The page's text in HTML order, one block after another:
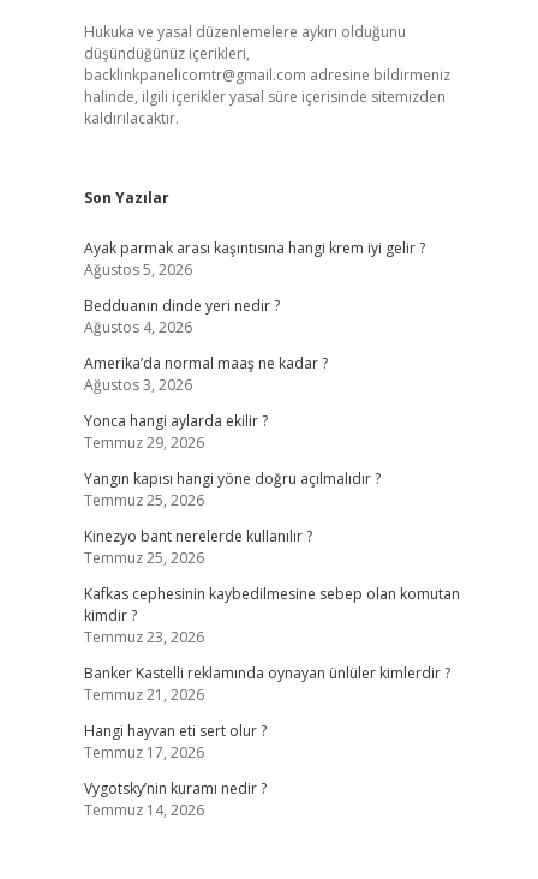
Hukuka ve yasal düzenlemelere aykırı olduğunu
düşündüğünüz içerikleri,
backlinkpanelicomtr@gmail.com adresine bildirmeniz
halinde, ilgili içerikler yasal süre içerisinde sitemizden
kaldırılacaktır.
Son Yazılar
Ayak parmak arası kaşıntısına hangi krem iyi gelir ?
Ağustos 5, 2026
Bedduanın dinde yeri nedir ?
Ağustos 4, 2026
Amerika’da normal maaş ne kadar ?
Ağustos 3, 2026
Yonca hangi aylarda ekilir ?
Temmuz 29, 2026
Yangın kapısı hangi yöne doğru açılmalıdır ?
Temmuz 25, 2026
Kinezyo bant nerelerde kullanılır ?
Temmuz 25, 2026
Kafkas cephesinin kaybedilmesine sebep olan komutan
kimdir ?
Temmuz 23, 2026
Banker Kastelli reklamında oynayan ünlüler kimlerdir ?
Temmuz 21, 2026
Hangi hayvan eti sert olur ?
Temmuz 17, 2026
Vygotsky’nin kuramı nedir ?
Temmuz 14, 2026